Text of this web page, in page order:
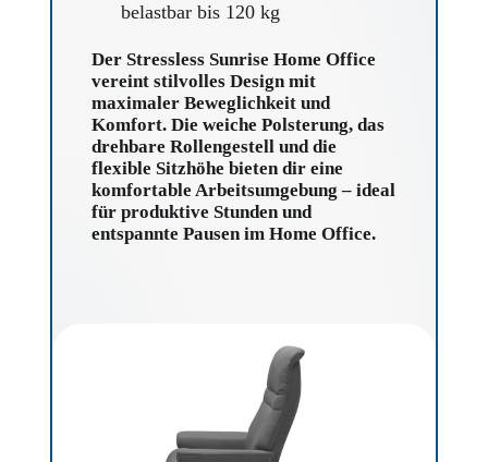
belastbar bis 120 kg
Der Stressless Sunrise Home Office
vereint stilvolles Design mit
maximaler Beweglichkeit und
Komfort. Die weiche Polsterung, das
drehbare Rollen­gestell und die
flexible Sitzhöhe bieten dir eine
komfortable Arbeitsumgebung – ideal
für produktive Stunden und
entspannte Pausen im Home Office.